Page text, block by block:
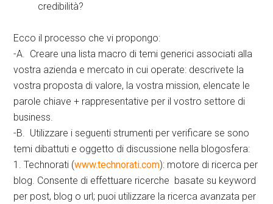
credibilità?
Ecco il processo che vi propongo:
-A. Creare una lista macro di temi generici associati alla
vostra azienda e mercato in cui operate: descrivete la
vostra proposta di valore, la vostra mission, elencate le
parole chiave + rappresentative per il vostro settore di
business.
-B. Utilizzare i seguenti strumenti per verificare se sono
temi dibattuti e oggetto di discussione nella blogosfera:
1. Technorati (www.technorati.com): motore di ricerca per
blog. Consente di effettuare ricerche basate su keyword
per post, blog o url; puoi utilizzare la ricerca avanzata per